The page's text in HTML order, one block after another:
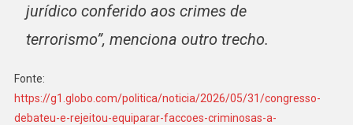
jurídico conferido aos crimes de
terrorismo”, menciona outro trecho.
Fonte:
https://g1.globo.com/politica/noticia/2026/05/31/congresso-
debateu-e-rejeitou-equiparar-faccoes-criminosas-a-